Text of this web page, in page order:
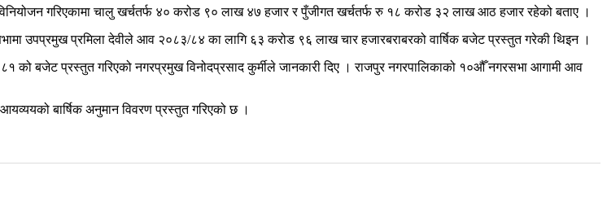
गरिएकामा चालु खर्चतर्फ ४० करोड ९० लाख ४७ हजार र पुँजीगत खर्चतर्फ रु १८ करोड ३२ लाख आठ हजार रहेको बताए ।
उपप्रमुख प्रमिला देवीले आव २०८३/८४ का लागि ६३ करोड ९६ लाख चार हजारबराबरको वार्षिक बजेट प्रस्तुत गरेकी थिइन ।
बजेट प्रस्तुत गरिएको नगरप्रमुख विनोदप्रसाद कुर्मीले जानकारी दिए । राजपुर नगरपालिकाको १०औँ नगरसभा आगामी आव
बार्षिक अनुमान विवरण प्रस्तुत गरिएको छ ।